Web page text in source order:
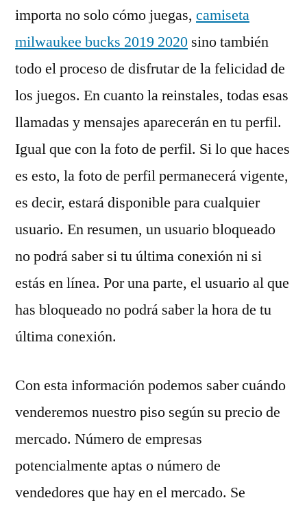
importa no solo cómo juegas, camiseta
milwaukee bucks 2019 2020 sino también
todo el proceso de disfrutar de la felicidad de
los juegos. En cuanto la reinstales, todas esas
llamadas y mensajes aparecerán en tu perfil.
Igual que con la foto de perfil. Si lo que haces
es esto, la foto de perfil permanecerá vigente,
es decir, estará disponible para cualquier
usuario. En resumen, un usuario bloqueado
no podrá saber si tu última conexión ni si
estás en línea. Por una parte, el usuario al que
has bloqueado no podrá saber la hora de tu
última conexión.
Con esta información podemos saber cuándo
venderemos nuestro piso según su precio de
mercado. Número de empresas
potencialmente aptas o número de
vendedores que hay en el mercado. Se